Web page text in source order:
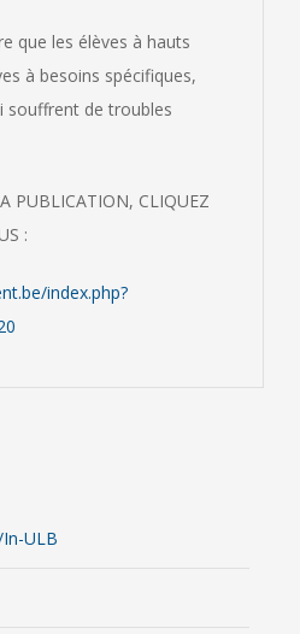
que les élèves à hauts
à besoins spécifiques,
souffrent de troubles
PUBLICATION, CLIQUEZ
:
index.php?
ULB